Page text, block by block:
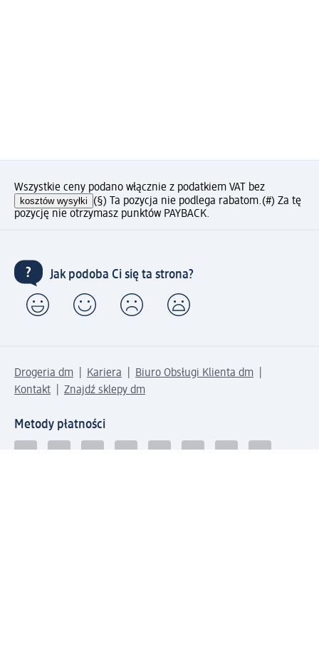
Wszystkie ceny podano włącznie z podatkiem VAT bez
kosztów wysyłki (§) Ta pozycja nie podlega rabatom.(#) Za tę
pozycję nie otrzymasz punktów PAYBACK.
Jak podoba Ci się ta strona?
Drogeria dm Kariera
Biuro Obsługi Klienta dm
Kontakt
Znajdź sklepy dm
Metody płatności